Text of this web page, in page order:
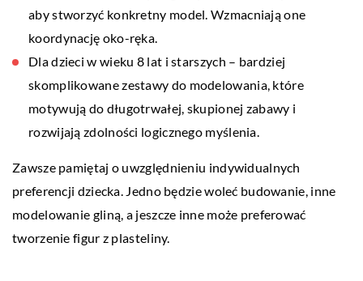
aby stworzyć konkretny model. Wzmacniają one
koordynację oko-ręka.
Dla dzieci w wieku 8 lat i starszych – bardziej
skomplikowane zestawy do modelowania, które
motywują do długotrwałej, skupionej zabawy i
rozwijają zdolności logicznego myślenia.
Zawsze pamiętaj o uwzględnieniu indywidualnych
preferencji dziecka. Jedno będzie woleć budowanie, inne
modelowanie gliną, a jeszcze inne może preferować
tworzenie figur z plasteliny.